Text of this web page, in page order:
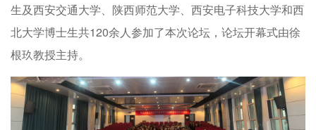
生及西安交通大学、陕西师范大学、西安电子科技大学和西
北大学博士生共120余人参加了本次论坛，论坛开幕式由徐
根玖教授主持。